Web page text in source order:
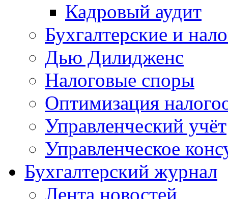
Кадровый аудит
Бухгалтерские и
Дью Дилидженс
Налоговые споры
Оптимизация
Управленческий учёт
Управленческое
Бухгалтерский журнал
Лента новостей